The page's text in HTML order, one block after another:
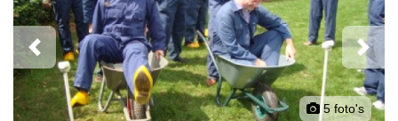
5 foto's
Previous Next